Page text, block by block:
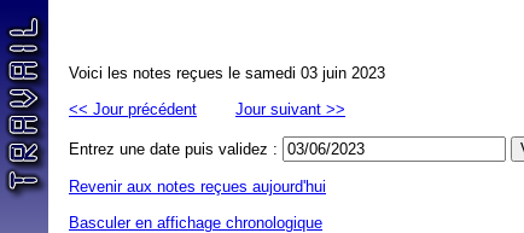
Voici les notes reçues le samedi 03 juin 2023
<< Jour précédent
Jour suivant >>
Entrez une date puis validez :
Revenir aux notes reçues aujourd'hui
Basculer en affichage chronologique